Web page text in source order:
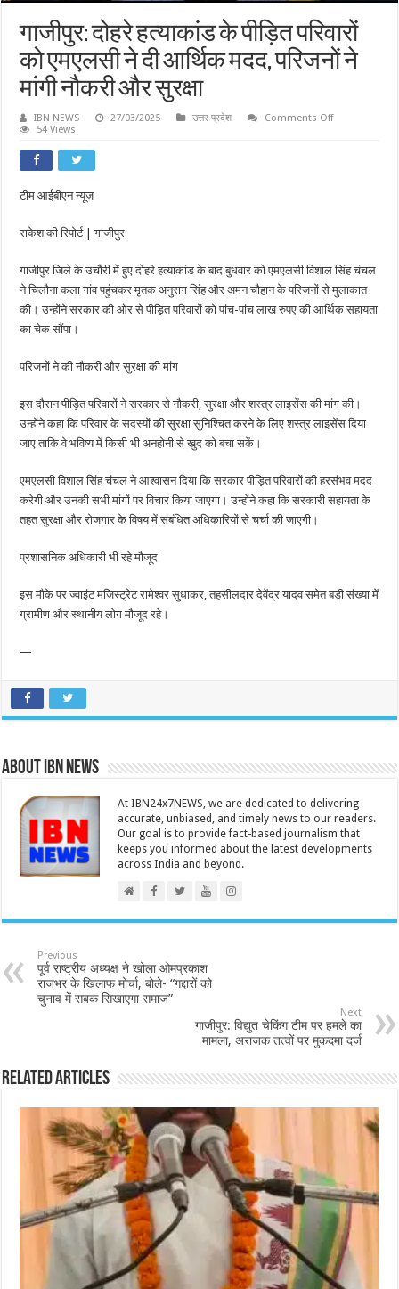
गाजीपुर: दोहरे हत्याकांड के पीड़ित परिवारों
को एमएलसी ने दी आर्थिक मदद, परिजनों ने
मांगी नौकरी और सुरक्षा
IBN NEWS 27/03/2025 उत्तर प्रदेश Comments Offon
परिजनों
मांगी
नौकरी
और
54 Views
टीम आईबीएन न्यूज़
राकेश की रिपोर्ट | गाजीपुर
गाजीपुर जिले के उचौरी में हुए दोहरे हत्याकांड के बाद बुधवार को एमएलसी विशाल सिंह चंचल
ने चिलौना कला गांव पहुंचकर मृतक अनुराग सिंह और अमन चौहान के परिजनों से मुलाकात
की। उन्होंने सरकार की ओर से पीड़ित परिवारों को पांच-पांच लाख रुपए की आर्थिक सहायता
का चेक सौंपा।
परिजनों ने की नौकरी और सुरक्षा की मांग
इस दौरान पीड़ित परिवारों ने सरकार से नौकरी, सुरक्षा और शस्त्र लाइसेंस की मांग की।
उन्होंने कहा कि परिवार के सदस्यों की सुरक्षा सुनिश्चित करने के लिए शस्त्र लाइसेंस दिया
जाए ताकि वे भविष्य में किसी भी अनहोनी से खुद को बचा सकें।
एमएलसी विशाल सिंह चंचल ने आश्वासन दिया कि सरकार पीड़ित परिवारों की हरसंभव मदद
करेगी और उनकी सभी मांगों पर विचार किया जाएगा। उन्होंने कहा कि सरकारी सहायता के
तहत सुरक्षा और रोजगार के विषय में संबंधित अधिकारियों से चर्चा की जाएगी।
प्रशासनिक अधिकारी भी रहे मौजूद
इस मौके पर ज्वाइंट मजिस्ट्रेट रामेश्वर सुधाकर, तहसीलदार देवेंद्र यादव समेत बड़ी संख्या में
ग्रामीण और स्थानीय लोग मौजूद रहे।
—
About IBN NEWS
At IBN24x7NEWS, we are dedicated to delivering
accurate, unbiased, and timely news to our readers.
Our goal is to provide fact-based journalism that
keeps you informed about the latest developments
across India and beyond.
Previous
पूर्व राष्ट्रीय अध्यक्ष ने खोला ओमप्रकाश
राजभर के खिलाफ मोर्चा, बोले- “गद्दारों को
चुनाव में सबक सिखाएगा समाज”
Next
गाजीपुर: विद्युत चेकिंग टीम पर हमले का
मामला, अराजक तत्वों पर मुकदमा दर्ज
Related Articles